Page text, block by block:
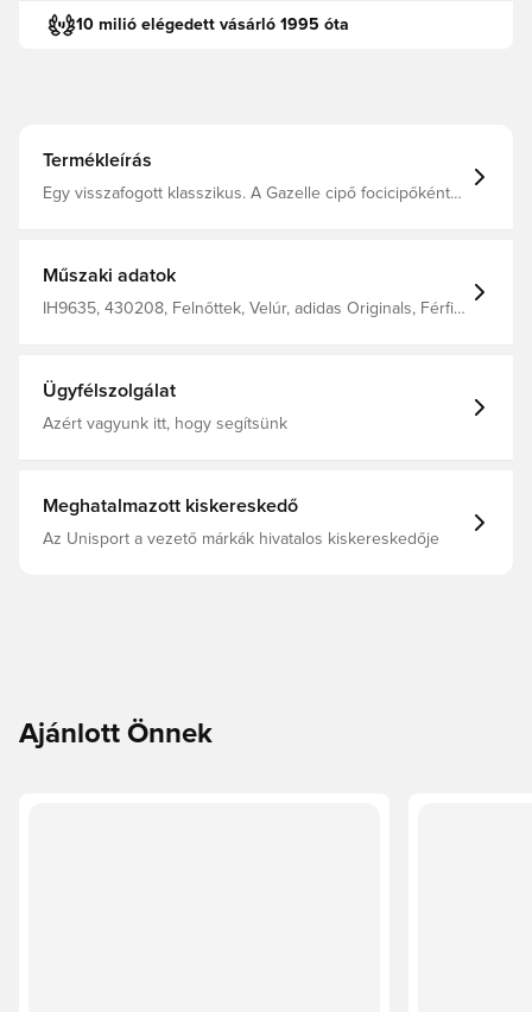
10 milió elégedett vásárló 1995 óta
Termékleírás
Egy visszafogott klasszikus. A Gazelle cipő focicipőként
A nubuk felsőrésznek köszönhetően rugalmas és puha
felsőrész szintetikus rátétekkel Gumi külső talp Élvezd az
Műszaki adatok
IH9635, 430208, Felnőttek, Velúr, adidas Originals, Férfi,
Ügyfélszolgálat
Azért vagyunk itt, hogy segítsünk
Meghatalmazott kiskereskedő
Az Unisport a vezető márkák hivatalos kiskereskedője
Ajánlott Önnek